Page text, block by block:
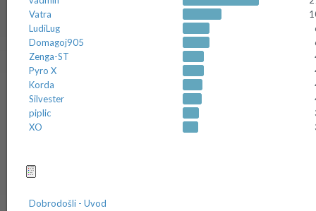
Vatra
LudiLug
Domagoj905
Zenga-ST
Pyro X
Korda
Silvester
piplic
XO
Dobrodošli - Uvod